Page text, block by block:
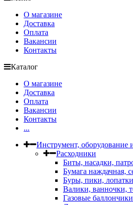
О магазине
Доставка
Оплата
Вакансии
Контакты
Каталог
О магазине
Доставка
Оплата
Вакансии
Контакты
...
Инструмент, оборудование
Расходники
Биты, насадки,
Бумага наждачная,
Буры, пики, лопатки
Валики, ванночки,
Газовые